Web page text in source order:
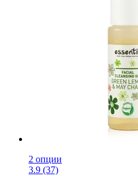
2 опции
3.9 (37)